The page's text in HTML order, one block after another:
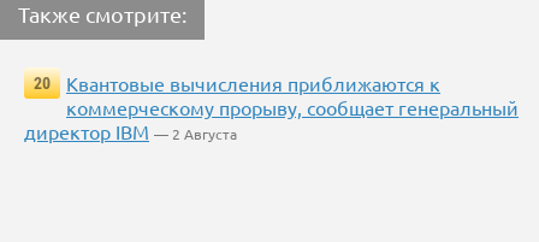
Также смотрите:
20
Квантовые вычисления приближаются к
коммерческому прорыву, сообщает генеральный
директор IBM — 2 Августа